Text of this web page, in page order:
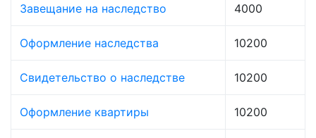
Завещание на наследство 4000
Оформление наследства 10200
Свидетельство о наследстве 10200
Оформление квартиры 10200